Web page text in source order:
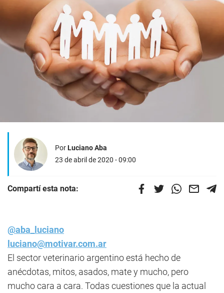
PorLuciano Aba
23 de abril de 2020 - 09:00
Compartí esta nota:
@aba_luciano
luciano@motivar.com.ar
El sector veterinario argentino está hecho de
anécdotas, mitos, asados, mate y mucho, pero
mucho cara a cara. Todas cuestiones que la actual